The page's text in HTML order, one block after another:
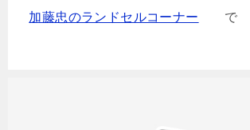
加藤忠のランドセルコーナー で